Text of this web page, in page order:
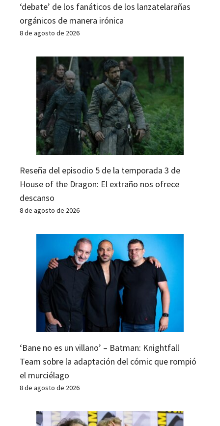
‘debate’ de los fanáticos de los lanzatelarañas
orgánicos de manera irónica
8 de agosto de 2026
Reseña del episodio 5 de la temporada 3 de
House of the Dragon: El extraño nos ofrece
descanso
8 de agosto de 2026
‘Bane no es un villano’ – Batman: Knightfall
Team sobre la adaptación del cómic que rompió
el murciélago
8 de agosto de 2026